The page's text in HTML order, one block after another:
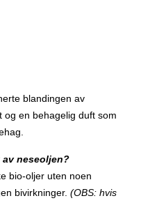
blandingen av
og en behagelig duft som
neseoljen?
bio-oljer uten noen
bivirkninger. (OBS: hvis